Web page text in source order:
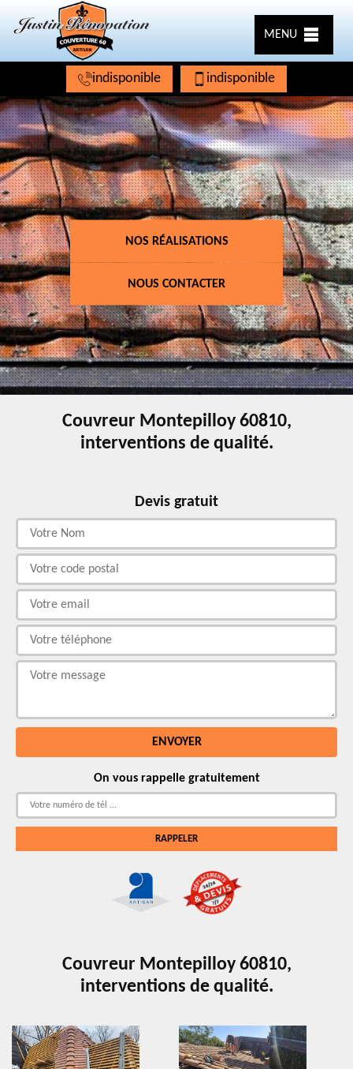
MENU
indisponible indisponible
NOS RÉALISATIONS
NOUS CONTACTER
Couvreur Montepilloy 60810,
interventions de qualité.
Devis gratuit
On vous rappelle gratuitement
Couvreur Montepilloy 60810,
interventions de qualité.